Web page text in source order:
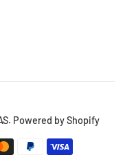
. Powered by Shopify